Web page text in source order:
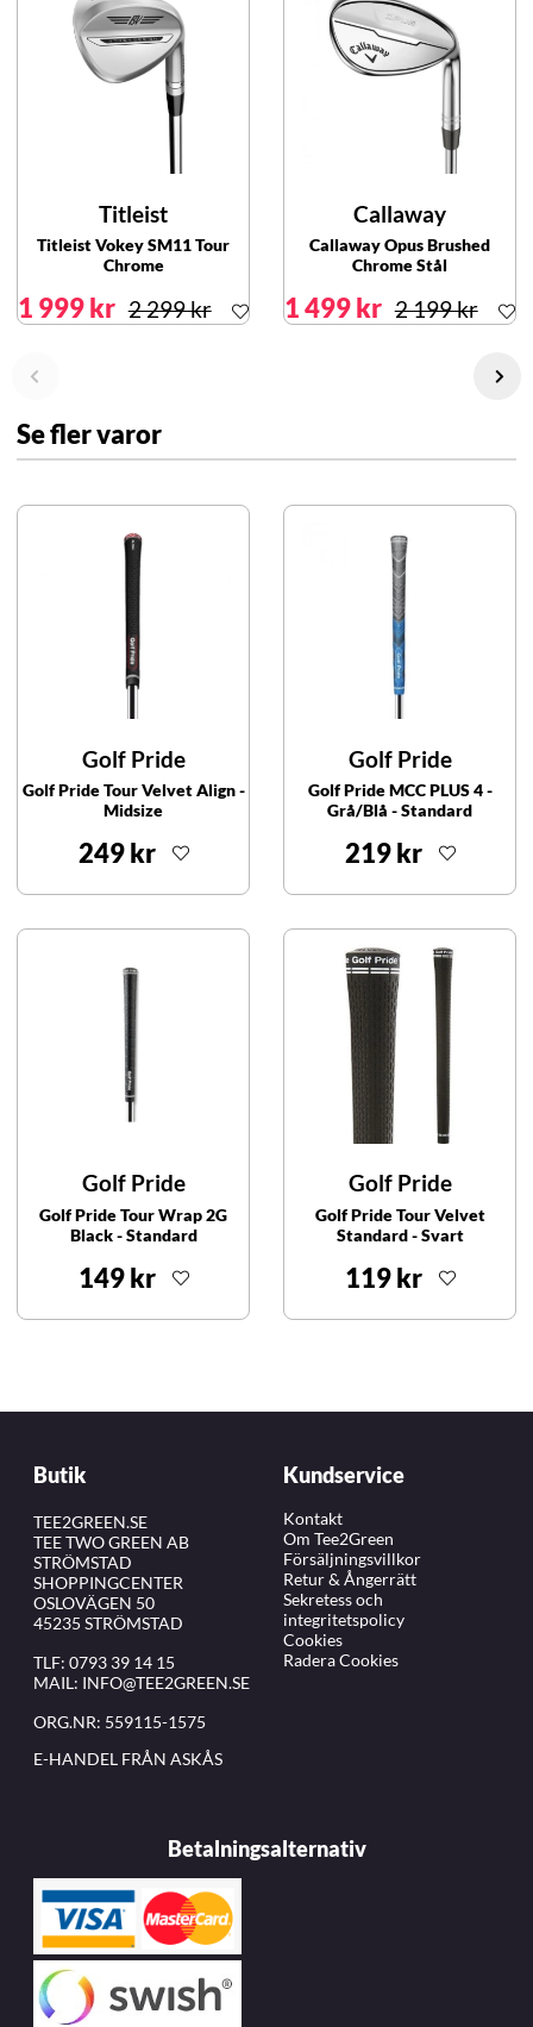
Titleist
Titleist Vokey SM11 Tour
Chrome
1 999 kr 2 299 kr
Callaway
Callaway Opus Brushed
Chrome Stål
1 499 kr 2 199 kr
Se fler varor
Golf Pride
Golf Pride Tour Velvet Align -
Midsize
249 kr
Golf Pride
Golf Pride MCC PLUS 4 -
Grå/Blå - Standard
219 kr
Golf Pride
Golf Pride Tour Wrap 2G
Black - Standard
149 kr
Golf Pride
Golf Pride Tour Velvet
Standard - Svart
119 kr
Butik
TEE2GREEN.SE
TEE TWO GREEN AB
STRÖMSTAD
SHOPPINGCENTER
OSLOVÄGEN 50
45235 STRÖMSTAD
TLF: 0793 39 14 15
MAIL: INFO@TEE2GREEN.SE
ORG.NR: 559115-1575
E-HANDEL FRÅN ASKÅS
Kundservice
Kontakt
Om Tee2Green
Försäljningsvillkor
Retur & Ångerrätt
Sekretess och
integritetspolicy
Cookies
Radera Cookies
Betalningsalternativ